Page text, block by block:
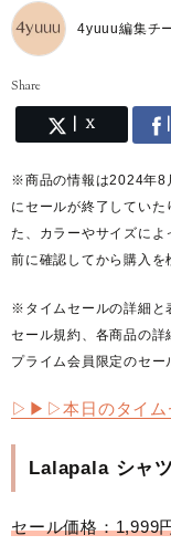
4yuuu編集チ
Share
X
※商品の情報は2024年8
にセールが終了していた
た、カラーやサイズに
前に確認してから購入を
※タイムセールの詳細と
セール規約、各商品の詳
プライム会員限定のセー
▷▶︎▷本日のタイム
Lalapala シャ
セール価格：1,999